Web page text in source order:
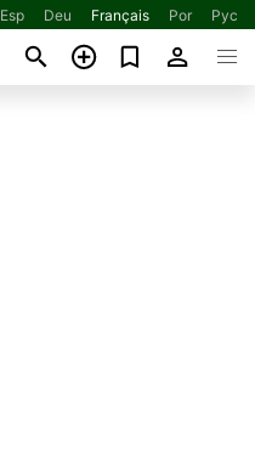
Esp Deu Français Por Рус